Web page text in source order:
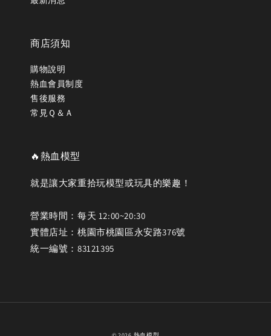
商店須知
購物說明
熱血會員制度
售後服務
常見Ｑ＆Ａ
🔥熱血模型
就是讓大家重拾玩模型或玩具的樂趣！
營業時間：每天 12:00~20:30
實體店址：桃園市桃園區永安路376號
統一編號：83121395